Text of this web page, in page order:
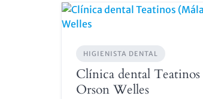
HIGIENISTA DENTAL
Clínica dental Teatinos
Orson Welles